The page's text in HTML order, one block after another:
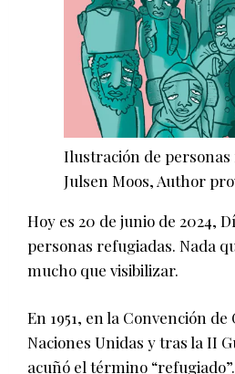
Ilustración de personas
Julsen Moos, Author
Hoy es 20 de junio de 2024,
personas refugiadas. Nada
mucho que visibilizar.
En 1951, en la Convención de
Naciones Unidas y tras la II
acuñó el término